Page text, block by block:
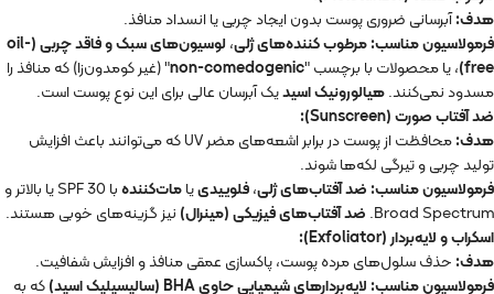
هدف:آبرسانی ضروری پوست بدون ایجاد چربی یا انسداد منافذ.
فرمولاسیون مناسب:مرطوب کننده‌های ژلی،
لوسیون‌های سبک و فاقد چربی (oil-
free) ، یا محصولات با برچسب "non-comedogenic" (غیر کومدون‌زا) که منافذ را
مسدود نمی‌کنند.هیالورونیک اسیدیک آبرسان عالی برای این نوع پوست است.
ضد آفتاب صورت (Sunscreen):
هدف:
محافظت از پوست در برابر اشعه‌های مضر UV که می‌توانند باعث افزایش
تولید چربی و تیرگی لکه‌ها شوند.
فرمولاسیون مناسب: ضد آفتاب‌های ژلی،فلوییدییامات‌کننده
با SPF 30 یا بالاتر و
Broad Spectrum. ضد آفتاب‌های فیزیکی (مینرال) نیز گزینه‌های خوبی هستند.
اسکراب و لایه‌بردار (Exfoliator):
هدف: حذف سلول‌های مرده پوست، پاکسازی عمقی منافذ و افزایش شفافیت.
فرمولاسیون مناسب: لایه‌بردارهای شیمیایی حاوی BHA (سالیسیلیک اسید)
که به